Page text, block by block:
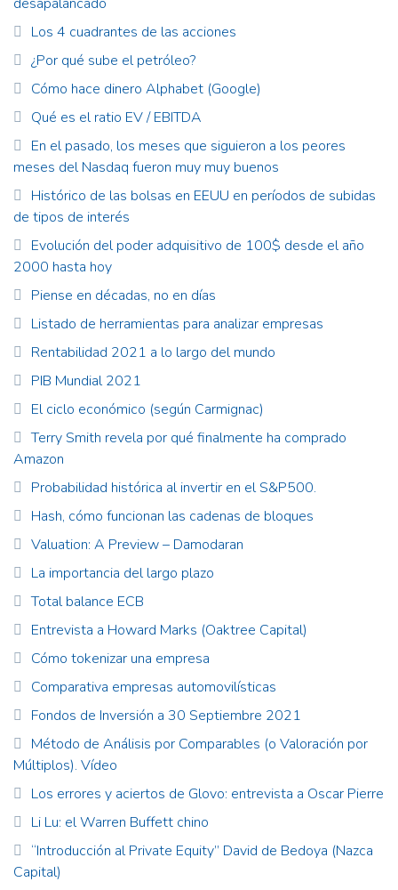
Los 4 cuadrantes de las acciones
¿Por qué sube el petróleo?
Cómo hace dinero Alphabet (Google)
Qué es el ratio EV / EBITDA
En el pasado, los meses que siguieron a los peores
meses del Nasdaq fueron muy muy buenos
Histórico de las bolsas en EEUU en períodos de subidas
de tipos de interés
Evolución del poder adquisitivo de 100$ desde el año
2000 hasta hoy
Piense en décadas, no en días
Listado de herramientas para analizar empresas
Rentabilidad 2021 a lo largo del mundo
PIB Mundial 2021
El ciclo económico (según Carmignac)
Terry Smith revela por qué finalmente ha comprado
Amazon
Probabilidad histórica al invertir en el S&P500.
Hash, cómo funcionan las cadenas de bloques
Valuation: A Preview – Damodaran
La importancia del largo plazo
Total balance ECB
Entrevista a Howard Marks (Oaktree Capital)
Cómo tokenizar una empresa
Comparativa empresas automovilísticas
Fondos de Inversión a 30 Septiembre 2021
Método de Análisis por Comparables (o Valoración por
Múltiplos). Vídeo
Los errores y aciertos de Glovo: entrevista a Oscar Pierre
Li Lu: el Warren Buffett chino
“Introducción al Private Equity” David de Bedoya (Nazca
Capital)